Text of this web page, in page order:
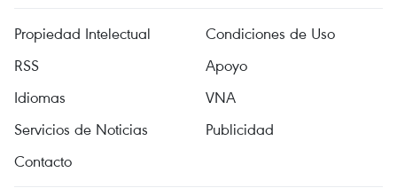
Propiedad Intelectual
Condiciones de Uso
RSS
Apoyo
Idiomas
VNA
Servicios de Noticias
Publicidad
Contacto